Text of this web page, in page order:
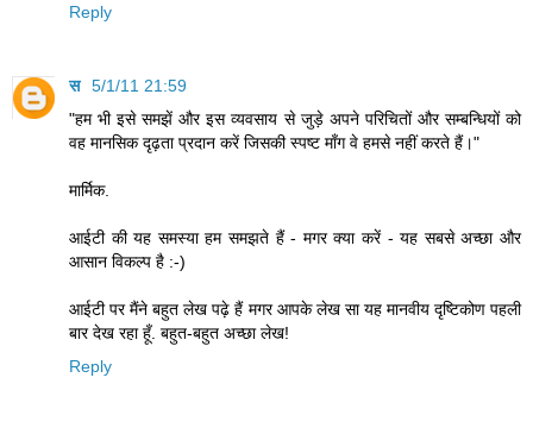
Reply
स 5/1/11 21:59
"हम भी इसे समझें और इस व्यवसाय से जुड़े अपने परिचितों और सम्बन्धियों को
वह मानसिक दृढ़ता प्रदान करें जिसकी स्पष्ट माँग वे हमसे नहीं करते हैं।"
मार्मिक.
आईटी की यह समस्या हम समझते हैं - मगर क्या करें - यह सबसे अच्छा और
आसान विकल्प है :-)
आईटी पर मैंने बहुत लेख पढ़े हैं मगर आपके लेख सा यह मानवीय दृष्टिकोण पहली
बार देख रहा हूँ. बहुत-बहुत अच्छा लेख!
Reply